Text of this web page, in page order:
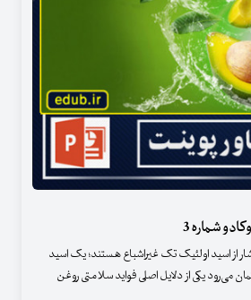
شماره 3
از اسید اولئیک تک غیراشباع هستند؛ یک اسید
می‌رود یکی از دلایل اصلی فواید سلامتی روغن